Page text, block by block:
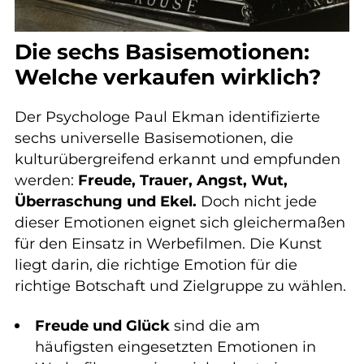
Die sechs Basisemotionen:
Welche verkaufen wirklich?
Der Psychologe Paul Ekman identifizierte
sechs universelle Basisemotionen, die
kulturübergreifend erkannt und empfunden
werden: Freude, Trauer, Angst, Wut,
Überraschung und Ekel. Doch nicht jede
dieser Emotionen eignet sich gleichermaßen
für den Einsatz in Werbefilmen. Die Kunst
liegt darin, die richtige Emotion für die
richtige Botschaft und Zielgruppe zu wählen.
Freude und Glücksind die am
häufigsten eingesetzten Emotionen in